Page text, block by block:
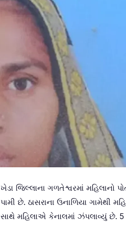
ખેડા જિલ્લાના ગળતેશ્વરમાં મહિલાનો
પામી છે. ઠાસરાના ઉનાળિયા ગામેથી
સાથે મહિલાએ કેનાલમાં ઝંપલાવ્યું છે. 5